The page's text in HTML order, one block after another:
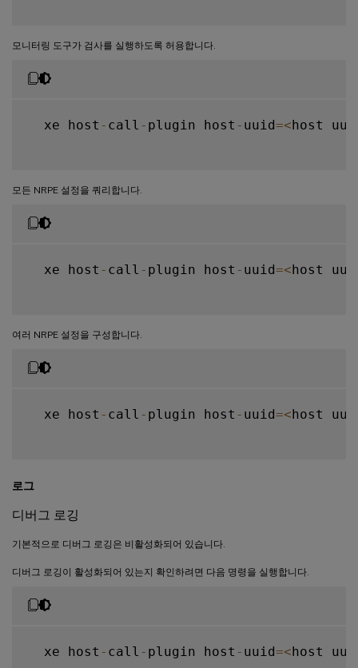
모니터링 도구가 검사를 실행하도록 허용합니다.
  xe host
- call - plugin host - uuid=<host
모든 NRPE 설정을 쿼리합니다.
  xe host
- call - plugin host - uuid=<host
여러 NRPE 설정을 구성합니다.
  xe host
- call - plugin host - uuid=<host
로그
디버그 로깅
기본적으로 디버그 로깅은 비활성화되어 있습니다.
디버그 로깅이 활성화되어 있는지 확인하려면 다음 명령을 실행합니다.
  xe host
- call - plugin host - uuid=<host